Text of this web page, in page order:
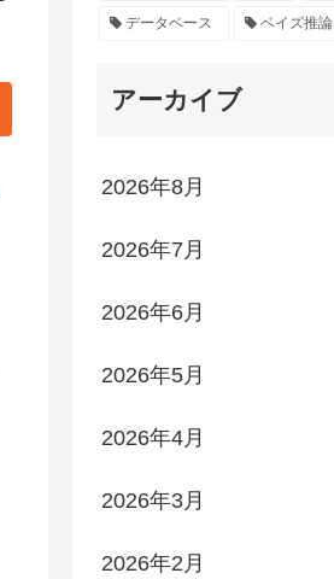
データベース ベイズ推論
アーカイブ
2026年8月
2026年7月
2026年6月
2026年5月
2026年4月
2026年3月
2026年2月